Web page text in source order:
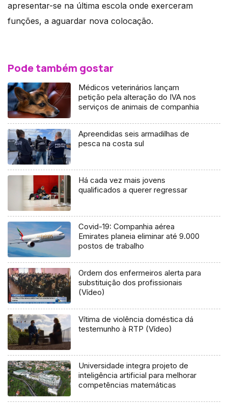
apresentar-se na última escola onde exerceram
funções, a aguardar nova colocação.
Pode também gostar
Médicos veterinários lançam
petição pela alteração do IVA nos
serviços de animais de companhia
Apreendidas seis armadilhas de
pesca na costa sul
Há cada vez mais jovens
qualificados a querer regressar
Covid-19: Companhia aérea
Emirates planeia eliminar até 9.000
postos de trabalho
Ordem dos enfermeiros alerta para
substituição dos profissionais
(Vídeo)
Vítima de violência doméstica dá
testemunho à RTP (Vídeo)
Universidade integra projeto de
inteligência artificial para melhorar
competências matemáticas